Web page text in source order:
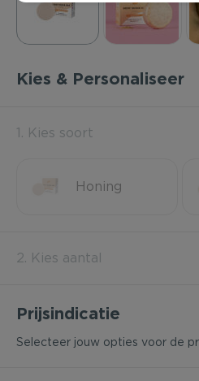
Kerst & Eindejaar
Kies & Personaliseer
1. Kies soort
Honing
2. Kies aantal
Prijsindicatie
Selecteer jouw opties voor de